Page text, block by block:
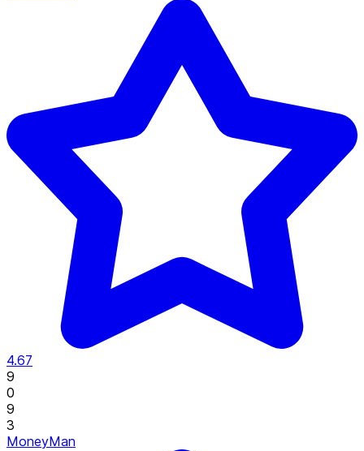
4.67
9
0
9
3
MoneyMan